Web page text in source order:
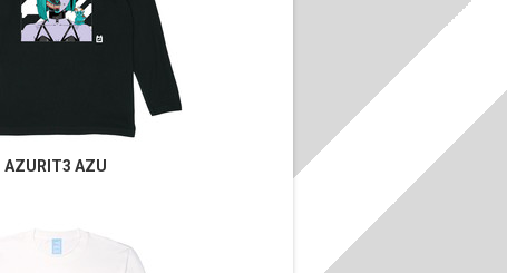
AZURIT3 AZU